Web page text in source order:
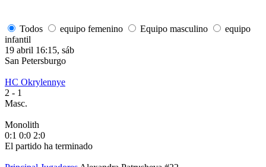
Todos equipo femenino Equipo masculino
equipo
infantil
19 abril 16:15, sáb
San Petersburgo
HC Okrylennye
2 - 1
Masc.
Monolith
0:1 0:0 2:0
El partido ha terminado